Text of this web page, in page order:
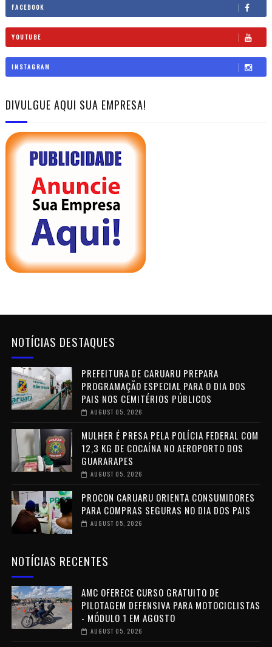
FACEBOOK
YOUTUBE
INSTAGRAM
DIVULGUE AQUI SUA EMPRESA!
NOTÍCIAS DESTAQUES
PREFEITURA DE CARUARU PREPARA
PROGRAMAÇÃO ESPECIAL PARA O DIA DOS
PAIS NOS CEMITÉRIOS PÚBLICOS
AUGUST 05, 2026
MULHER É PRESA PELA POLÍCIA FEDERAL COM
12,3 KG DE COCAÍNA NO AEROPORTO DOS
GUARARAPES
AUGUST 05, 2026
PROCON CARUARU ORIENTA CONSUMIDORES
PARA COMPRAS SEGURAS NO DIA DOS PAIS
AUGUST 05, 2026
NOTÍCIAS RECENTES
AMC OFERECE CURSO GRATUITO DE
PILOTAGEM DEFENSIVA PARA MOTOCICLISTAS
- MÓDULO 1 EM AGOSTO
AUGUST 05, 2026